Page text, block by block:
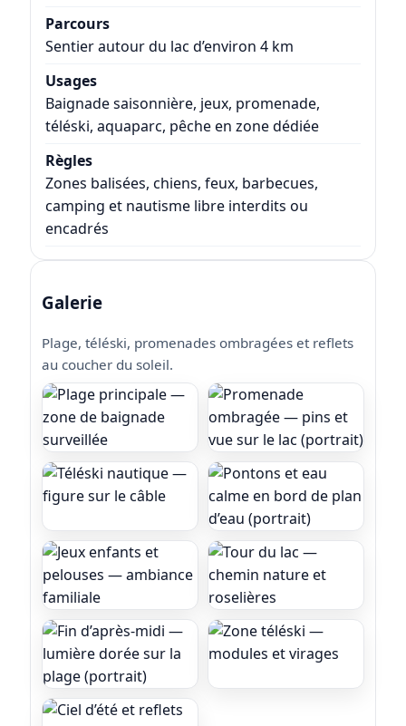
Parcours
Sentier autour du lac d’environ 4 km
Usages
Baignade saisonnière, jeux, promenade,
téléski, aquaparc, pêche en zone dédiée
Règles
Zones balisées, chiens, feux, barbecues,
camping et nautisme libre interdits ou
encadrés
Galerie
Plage, téléski, promenades ombragées et reflets
au coucher du soleil.